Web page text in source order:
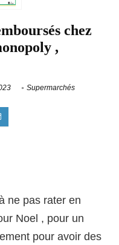
chez
,
Supermarchés
ne pas rater en
Noel , pour un
pour avoir des